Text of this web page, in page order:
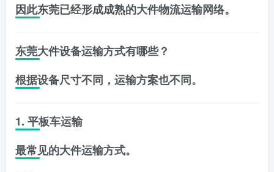
因此东莞已经形成成熟的大件物流运输网络。
东莞大件设备运输方式有哪些？
根据设备尺寸不同，运输方案也不同。
1. 平板车运输
最常见的大件运输方式。